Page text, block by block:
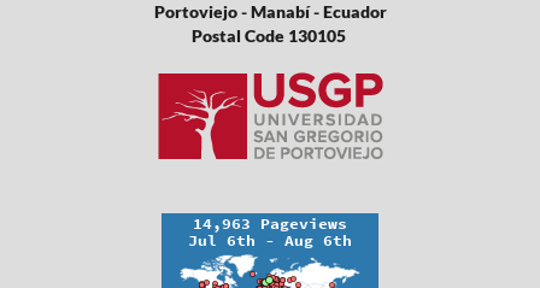
Portoviejo - Manabí - Ecuador
Postal Code 130105